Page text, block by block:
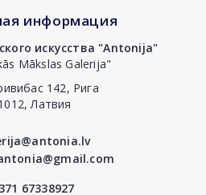
информация
искусства "Antonija"
Mākslas Galerija"
142, Рига
Латвия
67338927